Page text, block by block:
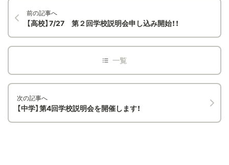
前の記事へ
【高校】7/27 第２回学校説明会申し込み開始！！
次の記事へ
【中学】第4回学校説明会を開催します！